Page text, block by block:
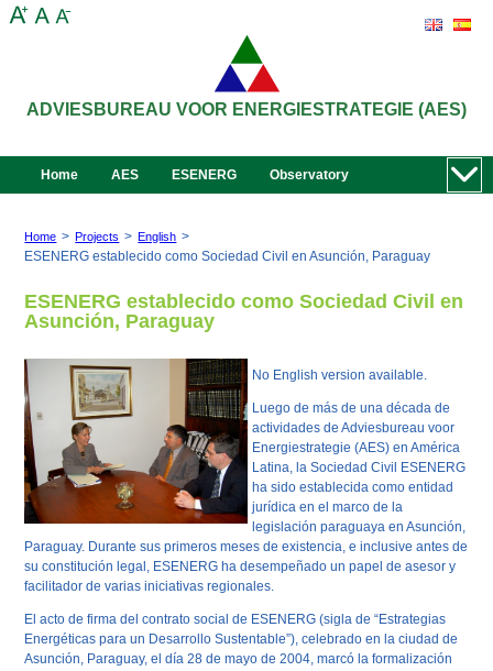
ADVIESBUREAU VOOR ENERGIESTRATEGIE (AES)
Home AES ESENERG Observatory
Home > Projects > English >
ESENERG establecido como Sociedad Civil en Asunción, Paraguay
ESENERG establecido como Sociedad Civil en
Asunción, Paraguay
No English version available.
Luego de más de una década de
actividades de Adviesbureau voor
Energiestrategie (AES) en América
Latina, la Sociedad Civil ESENERG
ha sido establecida como entidad
jurídica en el marco de la
legislación paraguaya en Asunción,
Paraguay. Durante sus primeros meses de existencia, e inclusive antes de
su constitución legal, ESENERG ha desempeñado un papel de asesor y
facilitador de varias iniciativas regionales.
El acto de firma del contrato social de ESENERG (sigla de “Estrategias
Energéticas para un Desarrollo Sustentable”), celebrado en la ciudad de
Asunción, Paraguay, el día 28 de mayo de 2004, marcó la formalización